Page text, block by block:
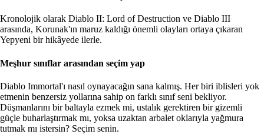
Kronolojik olarak Diablo II: Lord of Destruction ve Diablo III
arasında, Korunak'ın maruz kaldığı önemli olayları ortaya çıkaran
Yepyeni bir hikâyede ilerle.
Meşhur sınıflar arasından seçim yap
Diablo Immortal'ı nasıl oynayacağın sana kalmış. Her biri iblisleri yok
etmenin benzersiz yollarına sahip on farklı sınıf seni bekliyor.
Düşmanlarını bir baltayla ezmek mi, ustalık gerektiren bir gizemli
güçle buharlaştırmak mı, yoksa uzaktan arbalet oklarıyla yağmura
tutmak mı istersin? Seçim senin.